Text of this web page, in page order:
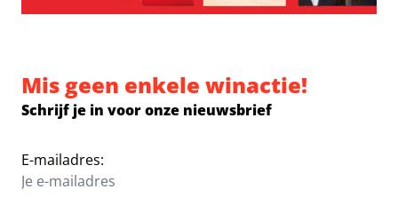
Mis geen enkele winactie!
Schrijf je in voor onze nieuwsbrief
E-mailadres: